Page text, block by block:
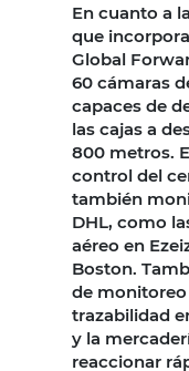
En cuanto a
que
Global
60 cámaras
capaces de
las cajas a
800 metros.
control del
también
DHL, como
aéreo en
Boston.
de
trazabilidad
y la
reaccionar